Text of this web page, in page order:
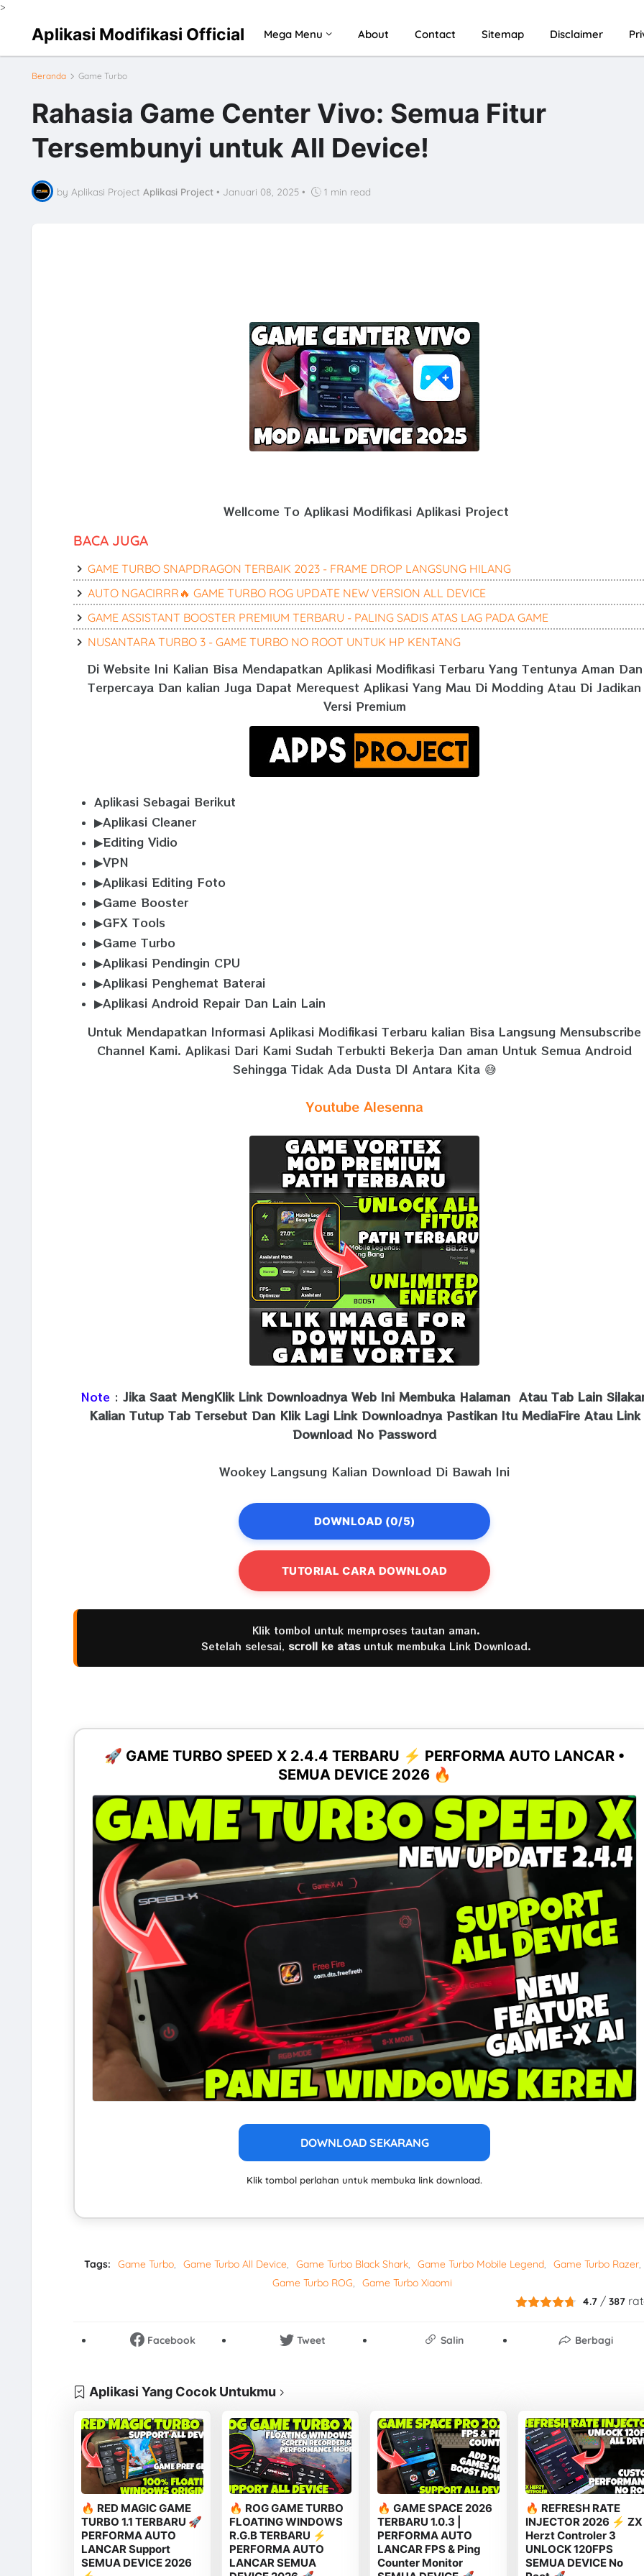
>
Aplikasi Modifikasi Official Mega Menu About Contact Sitemap Disclaimer
Beranda Game Turbo
Rahasia Game Center Vivo: Semua Fitur
Tersembunyi untuk All Device!
by Aplikasi Project Aplikasi Project • Januari 08, 2025 • 1 min read
Wellcome To Aplikasi Modifikasi Aplikasi Project
BACA JUGA
GAME TURBO SNAPDRAGON TERBAIK 2023 - FRAME DROP LANGSUNG HILANG
AUTO NGACIRRR🔥 GAME TURBO ROG UPDATE NEW VERSION ALL DEVICE
GAME ASSISTANT BOOSTER PREMIUM TERBARU - PALING SADIS ATAS LAG PADA GAME
NUSANTARA TURBO 3 - GAME TURBO NO ROOT UNTUK HP KENTANG
Di Website Ini Kalian Bisa Mendapatkan Aplikasi Modifikasi Terbaru Yang Tentunya Aman Dan
Terpercaya Dan kalian Juga Dapat Merequest Aplikasi Yang Mau Di Modding Atau Di Jadikan
Versi Premium
Aplikasi Sebagai Berikut
▶Aplikasi Cleaner
▶Editing Vidio
▶VPN
▶Aplikasi Editing Foto
▶Game Booster
▶GFX Tools
▶Game Turbo
▶Aplikasi Pendingin CPU
▶Aplikasi Penghemat Baterai
▶Aplikasi Android Repair Dan Lain Lain
Untuk Mendapatkan Informasi Aplikasi Modifikasi Terbaru kalian Bisa Langsung Mensubscribe
Channel Kami. Aplikasi Dari Kami Sudah Terbukti Bekerja Dan aman Untuk Semua Android
Sehingga Tidak Ada Dusta DI Antara Kita 😅
Youtube Alesenna
Note : Jika Saat MengKlik Link Downloadnya Web Ini Membuka Halaman Atau Tab Lain
Kalian Tutup Tab Tersebut Dan Klik Lagi Link Downloadnya Pastikan Itu MediaFire Atau Link
Download No Password
Wookey Langsung Kalian Download Di Bawah Ini
DOWNLOAD (0/5)
TUTORIAL CARA DOWNLOAD
Klik tombol untuk memproses tautan aman.
Setelah selesai, scroll ke atasuntuk membuka Link Download.
🚀 GAME TURBO SPEED X 2.4.4 TERBARU ⚡ PERFORMA AUTO LANCAR •
SEMUA DEVICE 2026 🔥
DOWNLOAD SEKARANG
Klik tombol perlahan untuk membuka link download.
Tags: Game Turbo Game Turbo All Device Game Turbo Black Shark Game Turbo Mobile Legend
Game Turbo Razer
Game Turbo ROG
Game Turbo Xiaomi
4.7 /387
Facebook Tweet Salin Berbagi
Aplikasi Yang Cocok Untukmu
🔥 RED MAGIC GAME
TURBO 1.1 TERBARU 🚀
PERFORMA AUTO
LANCAR Support
SEMUA DEVICE 2026
🔥 ROG GAME TURBO
FLOATING WINDOWS
R.G.B TERBARU ⚡
PERFORMA AUTO
LANCAR SEMUA
🔥 GAME SPACE 2026
TERBARU 1.0.3 |
PERFORMA AUTO
LANCAR FPS & Ping
Counter Monitor
🔥 REFRESH RATE
INJECTOR 2026 ⚡ ZX
Herzt Controler 3
UNLOCK 120FPS
SEMUA DEVICE No